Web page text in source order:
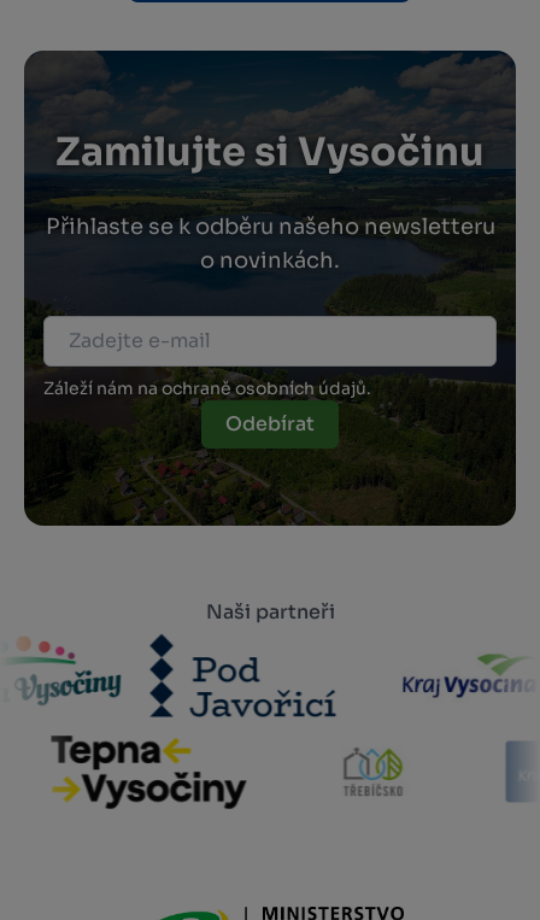
Zamilujte si Vysočinu
Přihlaste se k odběru našeho newsletteru
o novinkách.
Záleží nám na ochraně osobních údajů.
Odebírat
Naši partneři